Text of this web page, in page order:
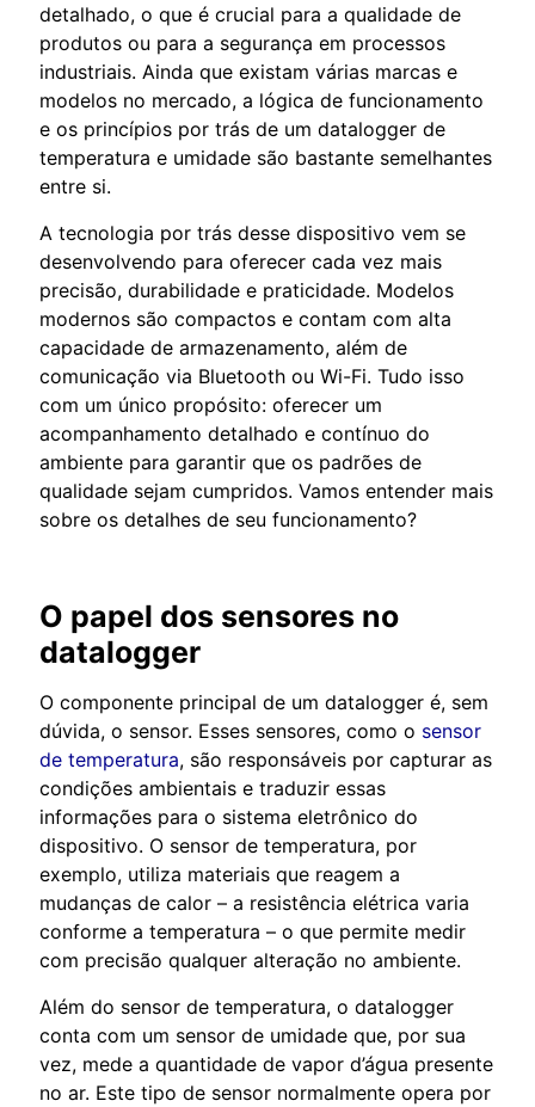
detalhado, o que é crucial para a qualidade de
produtos ou para a segurança em processos
industriais. Ainda que existam várias marcas e
modelos no mercado, a lógica de funcionamento
e os princípios por trás de um datalogger de
temperatura e umidade são bastante semelhantes
entre si.
A tecnologia por trás desse dispositivo vem se
desenvolvendo para oferecer cada vez mais
precisão, durabilidade e praticidade. Modelos
modernos são compactos e contam com alta
capacidade de armazenamento, além de
comunicação via Bluetooth ou Wi-Fi. Tudo isso
com um único propósito: oferecer um
acompanhamento detalhado e contínuo do
ambiente para garantir que os padrões de
qualidade sejam cumpridos. Vamos entender mais
sobre os detalhes de seu funcionamento?
O papel dos sensores no
datalogger
O componente principal de um datalogger é, sem
dúvida, o sensor. Esses sensores, como o sensor
de temperatura, são responsáveis por capturar as
condições ambientais e traduzir essas
informações para o sistema eletrônico do
dispositivo. O sensor de temperatura, por
exemplo, utiliza materiais que reagem a
mudanças de calor – a resistência elétrica varia
conforme a temperatura – o que permite medir
com precisão qualquer alteração no ambiente.
Além do sensor de temperatura, o datalogger
conta com um sensor de umidade que, por sua
vez, mede a quantidade de vapor d’água presente
no ar. Este tipo de sensor normalmente opera por